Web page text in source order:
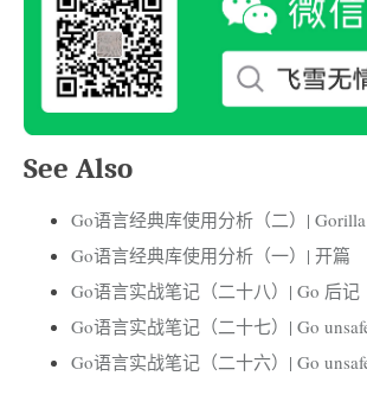
See Also
Go语言经典库使用分析（二）|
Go语言经典库使用分析（一）| 开篇
Go语言实战笔记（二十八）| Go 后记
Go语言实战笔记（二十七）| Go
Go语言实战笔记（二十六）| Go